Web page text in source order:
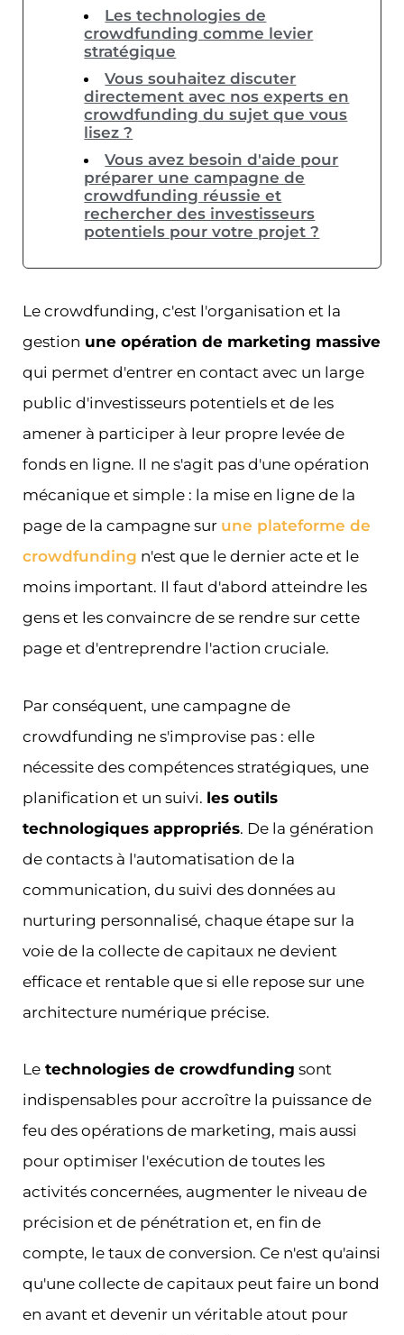
Les technologies de
crowdfunding comme levier
stratégique
Vous souhaitez discuter
directement avec nos experts en
crowdfunding du sujet que vous
lisez ?
Vous avez besoin d'aide pour
préparer une campagne de
crowdfunding réussie et
rechercher des investisseurs
potentiels pour votre projet ?
Le crowdfunding, c'est l'organisation et la
gestion une opération de marketing massive
qui permet d'entrer en contact avec un large
public d'investisseurs potentiels et de les
amener à participer à leur propre levée de
fonds en ligne. Il ne s'agit pas d'une opération
mécanique et simple : la mise en ligne de la
page de la campagne sur une plateforme de
crowdfunding n'est que le dernier acte et le
moins important. Il faut d'abord atteindre les
gens et les convaincre de se rendre sur cette
page et d'entreprendre l'action cruciale.
Par conséquent, une campagne de
crowdfunding ne s'improvise pas : elle
nécessite des compétences stratégiques, une
planification et un suivi. les outils
technologiques appropriés. De la génération
de contacts à l'automatisation de la
communication, du suivi des données au
nurturing personnalisé, chaque étape sur la
voie de la collecte de capitaux ne devient
efficace et rentable que si elle repose sur une
architecture numérique précise.
Le technologies de crowdfunding sont
indispensables pour accroître la puissance de
feu des opérations de marketing, mais aussi
pour optimiser l'exécution de toutes les
activités concernées, augmenter le niveau de
précision et de pénétration et, en fin de
compte, le taux de conversion. Ce n'est qu'ainsi
qu'une collecte de capitaux peut faire un bond
en avant et devenir un véritable atout pour